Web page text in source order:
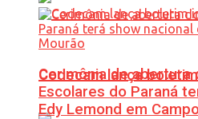
Codecam lança
Cerimônia de abertura
Escolares do Paraná
Edy Lemond em